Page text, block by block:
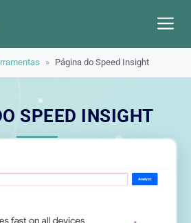
» Página do Speed ​​​​Insight
SPEED ​​​​INSIGHT